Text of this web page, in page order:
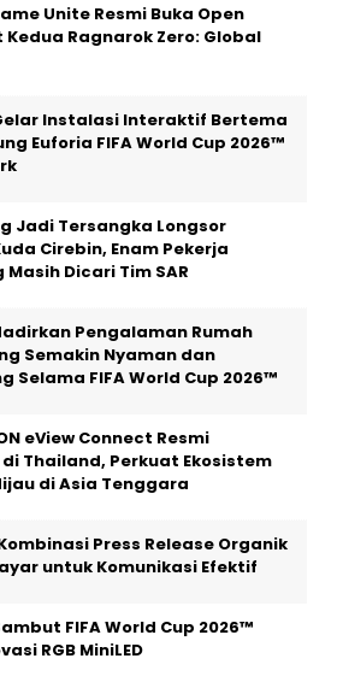
Unite Resmi Buka Open
Kedua Ragnarok Zero: Global
Instalasi Interaktif Bertema
Euforia FIFA World Cup 2026™
Jadi Tersangka Longsor
Cirebin, Enam Pekerja
Dicari Tim SAR
Pengalaman Rumah
Semakin Nyaman dan
Selama FIFA World Cup 2026™
eView Connect Resmi
Thailand, Perkuat Ekosistem
di Asia Tenggara
Press Release Organik
untuk Komunikasi Efektif
FIFA World Cup 2026™
RGB MiniLED